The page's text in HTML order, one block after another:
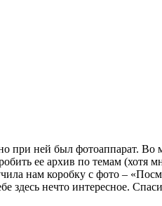
при ней был фотоаппарат. Во
ее архив по темам (хотя
нам коробку с фото –
нечто интересное.